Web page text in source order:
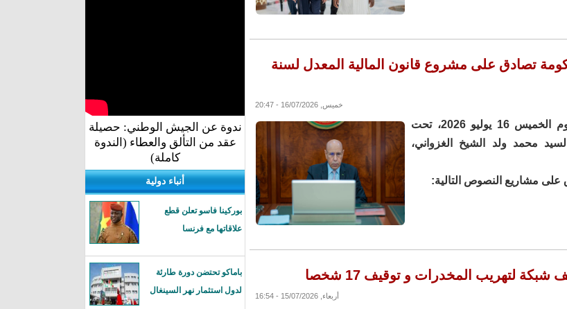
تصادق على مشروع قانون المالية المعدل لسنة
خميس, 16/07/2026 - 20:47
اجتمع مجلس الوزراء اليوم الخميس 16 يوليو 2026، تحت
محمد ولد الشيخ الغزواني،
مشاريع النصوص التالية:
لتهريب المخدرات و توقيف 17 شخصا
أربعاء, 15/07/2026 - 16:54
ندوة عن الجيش الوطني: حصيلة
عقد من التألق والعطاء (الندوة
كاملة)
أنباء دولية
بوركينا فاسو تعلن قطع
علاقاتها مع فرنسا
باماكو تحتضن دورة طارئة
لدول استثمار نهر السينغال